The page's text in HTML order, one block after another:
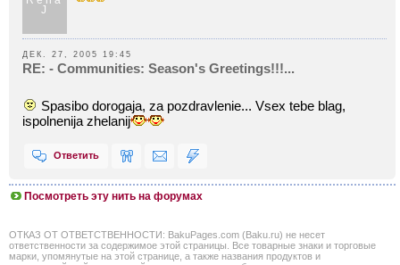
J
ДЕК. 27, 2005 19:45
RE: - Communities: Season's Greetings!!!...
Spasibo dorogaja, za pozdravlenie... Vsex tebe blag,
ispolnenija zhelanij
Ответить
Посмотреть эту нить на форумах
ОТКАЗ ОТ ОТВЕТСТВЕННОСТИ: BakuPages.com (Baku.ru) не несет
ответственности за содержимое этой страницы. Все товарные знаки и торговые
марки, упомянутые на этой странице, а также названия продуктов и